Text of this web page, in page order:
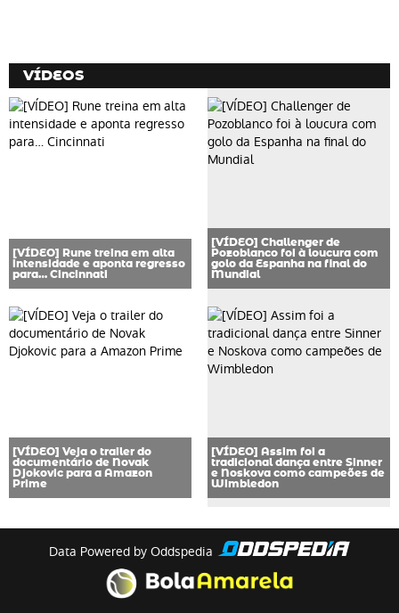
VÍDEOS
[VÍDEO] Rune treina em alta
intensidade e aponta regresso
para… Cincinnati
[VÍDEO] Challenger de
Pozoblanco foi à loucura com
golo da Espanha na final do
Mundial
[VÍDEO] Veja o trailer do
documentário de Novak
Djokovic para a Amazon
Prime
[VÍDEO] Assim foi a
tradicional dança entre Sinner
e Noskova como campeões de
Wimbledon
Data Powered by Oddspedia